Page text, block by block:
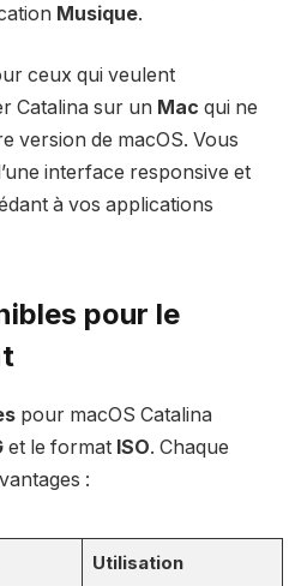
Musique.
ceux qui veulent
Catalina sur un Mac qui ne
version de macOS. Vous
interface responsive et
à vos applications
pour le
pour macOS Catalina
et le format ISO. Chaque
:
Utilisation